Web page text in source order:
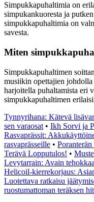
Simpukkapuhaltimia on
simpukankuoresta ja
simpukkapuhaltimia on
savesta.
Miten
Simpukkapuhaltimen
musiikin opettajien
harjoitella puhaltamista eri
simpukkapuhaltimen
Tynnyrihana: Kätevä
sen varaosat • Ikh Sorvi ja
Rasvaprässit:
rasvaprässeille •
Terävä Lopputulos! •
Levytarrain: Avain
Helicoil-kierrekorjaus:
Luotettava ratkaisu
ruostumattoman teräksen